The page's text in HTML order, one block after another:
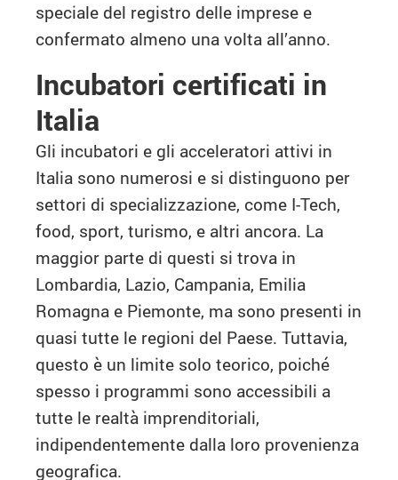
speciale del registro delle imprese e
confermato almeno una volta all’anno.
Incubatori certificati in
Italia
Gli incubatori e gli acceleratori attivi in
Italia sono numerosi e si distinguono per
settori di specializzazione, come I-Tech,
food, sport, turismo, e altri ancora. La
maggior parte di questi si trova in
Lombardia, Lazio, Campania, Emilia
Romagna e Piemonte, ma sono presenti in
quasi tutte le regioni del Paese. Tuttavia,
questo è un limite solo teorico, poiché
spesso i programmi sono accessibili a
tutte le realtà imprenditoriali,
indipendentemente dalla loro provenienza
geografica.